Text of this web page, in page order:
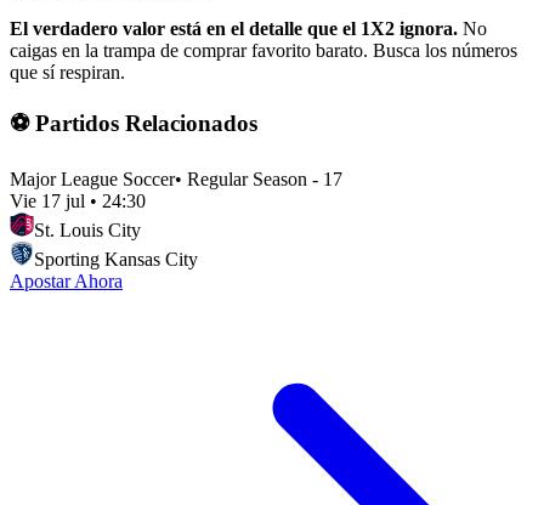
El verdadero valor está en el detalle que el 1X2 ignora. No
caigas en la trampa de comprar favorito barato. Busca los números
que sí respiran.
⚽ Partidos Relacionados
Major League Soccer• Regular Season - 17
Vie 17 jul • 24:30
St. Louis City
Sporting Kansas City
Apostar Ahora